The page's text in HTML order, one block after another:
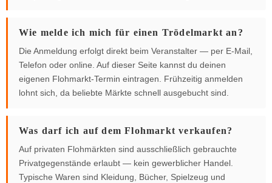
Wie melde ich mich für einen Trödelmarkt an?
Die Anmeldung erfolgt direkt beim Veranstalter — per E-Mail,
Telefon oder online. Auf dieser Seite kannst du deinen
eigenen Flohmarkt-Termin eintragen. Frühzeitig anmelden
lohnt sich, da beliebte Märkte schnell ausgebucht sind.
Was darf ich auf dem Flohmarkt verkaufen?
Auf privaten Flohmärkten sind ausschließlich gebrauchte
Privatgegenstände erlaubt — kein gewerblicher Handel.
Typische Waren sind Kleidung, Bücher, Spielzeug und